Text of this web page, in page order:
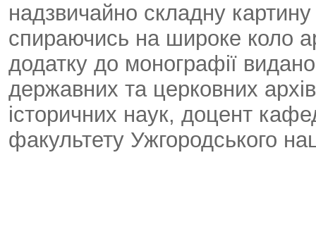
надзвичайно складну
спираючись на широке коло
додатку до монографії
державних та церковних
історичних наук, доцент
факультету Ужгородського